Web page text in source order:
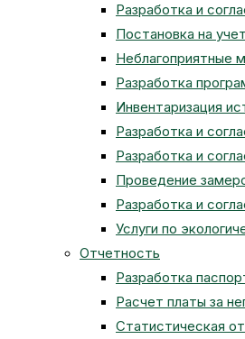
Разработка и
Постановка на
Неблагоприятные
Разработка
Инвентаризация
Разработка и
Разработка и
Проведение
Разработка и
Услуги по
Отчетность
Разработка
Расчет платы за
Статистическая